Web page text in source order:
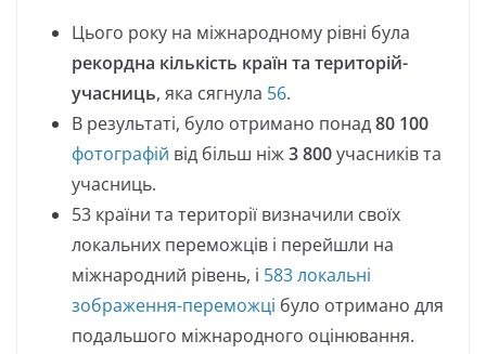
Цього року на міжнародному рівні була
рекордна кількість країн та територій-
учасниць, яка сягнула 56.
В результаті, було отримано понад80 100
фотографій від більш ніж3 800учасників та
учасниць.
53 країни та території визначили своїх
локальних переможців і перейшли на
міжнародний рівень, і 583 локальні
зображення-переможці було отримано для
подальшого міжнародного оцінювання.